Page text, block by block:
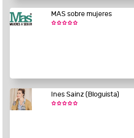
MAS sobre mujeres
Ines Sainz (Bloguista)